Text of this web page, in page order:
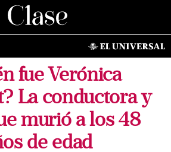
fue Verónica
La conductora y
murió a los 48
de edad